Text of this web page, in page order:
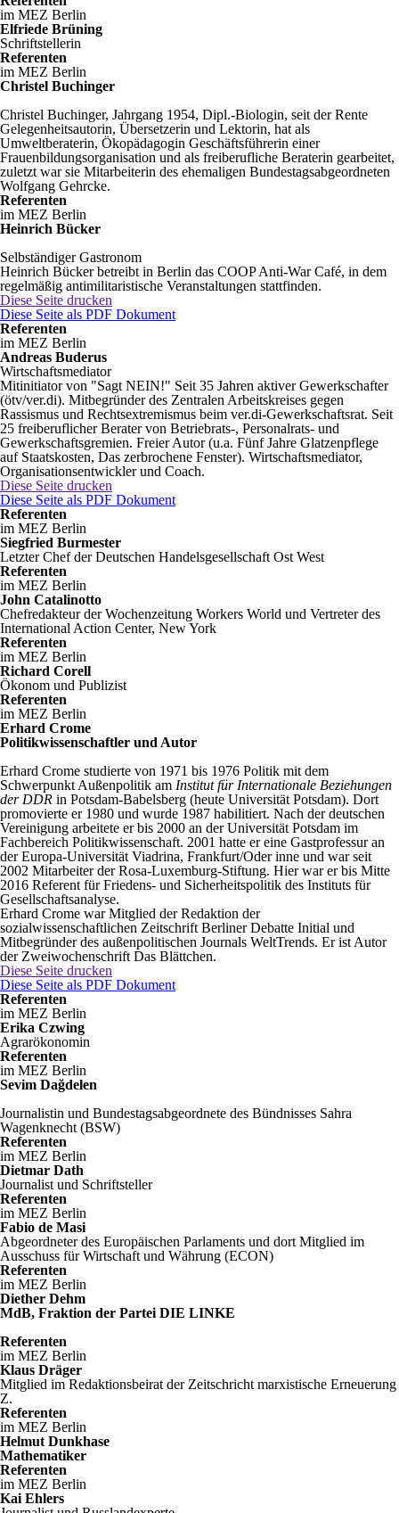
im MEZ Berlin
Elfriede Brüning
Schriftstellerin
Referenten
im MEZ Berlin
Christel Buchinger
Christel Buchinger, Jahrgang 1954, Dipl.-Biologin, seit der Rente
Gelegenheitsautorin, Übersetzerin und Lektorin, hat als
Umweltberaterin, Ökopädagogin Geschäftsführerin einer
Frauenbildungsorganisation und als freiberufliche Beraterin gearbeitet,
zuletzt war sie Mitarbeiterin des ehemaligen Bundestagsabgeordneten
Wolfgang Gehrcke.
Referenten
im MEZ Berlin
Heinrich Bücker
Selbständiger Gastronom
Heinrich Bücker betreibt in Berlin das COOP Anti-War Café, in dem
regelmäßig antimilitaristische Veranstaltungen stattfinden.
Diese Seite drucken
Diese Seite als PDF Dokument
Referenten
im MEZ Berlin
Andreas Buderus
Wirtschaftsmediator
Mitinitiator von "Sagt NEIN!" Seit 35 Jahren aktiver Gewerkschafter
(ötv/ver.di). Mitbegründer des Zentralen Arbeitskreises gegen
Rassismus und Rechtsextremismus beim ver.di-Gewerkschaftsrat. Seit
25 freiberuflicher Berater von Betriebrats-, Personalrats- und
Gewerkschaftsgremien. Freier Autor (u.a. Fünf Jahre Glatzenpflege
auf Staatskosten, Das zerbrochene Fenster). Wirtschaftsmediator,
Organisationsentwickler und Coach.
Diese Seite drucken
Diese Seite als PDF Dokument
Referenten
im MEZ Berlin
Siegfried Burmester
Letzter Chef der Deutschen Handelsgesellschaft Ost West
Referenten
im MEZ Berlin
John Catalinotto
Chefredakteur der Wochenzeitung Workers World und Vertreter des
International Action Center, New York
Referenten
im MEZ Berlin
Richard Corell
Ökonom und Publizist
Referenten
im MEZ Berlin
Erhard Crome
Politikwissenschaftler und Autor
Erhard Crome studierte von 1971 bis 1976 Politik mit dem
Schwerpunkt Außenpolitik am Institut für Internationale Beziehungen
der DDR in Potsdam-Babelsberg (heute Universität Potsdam). Dort
promovierte er 1980 und wurde 1987 habilitiert. Nach der deutschen
Vereinigung arbeitete er bis 2000 an der Universität Potsdam im
Fachbereich Politikwissenschaft. 2001 hatte er eine Gastprofessur an
der Europa-Universität Viadrina, Frankfurt/Oder inne und war seit
2002 Mitarbeiter der Rosa-Luxemburg-Stiftung. Hier war er bis Mitte
2016 Referent für Friedens- und Sicherheitspolitik des Instituts für
Gesellschaftsanalyse.
Erhard Crome war Mitglied der Redaktion der
sozialwissenschaftlichen Zeitschrift Berliner Debatte Initial und
Mitbegründer des außenpolitischen Journals WeltTrends. Er ist Autor
der Zweiwochenschrift Das Blättchen.
Diese Seite drucken
Diese Seite als PDF Dokument
Referenten
im MEZ Berlin
Erika Czwing
Agrarökonomin
Referenten
im MEZ Berlin
Sevim Dağdelen
Journalistin und Bundestagsabgeordnete des Bündnisses Sahra
Wagenknecht (BSW)
Referenten
im MEZ Berlin
Dietmar Dath
Journalist und Schriftsteller
Referenten
im MEZ Berlin
Fabio de Masi
Abgeordneter des Europäischen Parlaments und dort Mitglied im
Ausschuss für Wirtschaft und Währung (ECON)
Referenten
im MEZ Berlin
Diether Dehm
MdB, Fraktion der Partei DIE LINKE
Referenten
im MEZ Berlin
Klaus Dräger
Mitglied im Redaktionsbeirat der Zeitschricht marxistische Erneuerung
Z.
Referenten
im MEZ Berlin
Helmut Dunkhase
Mathematiker
Referenten
im MEZ Berlin
Kai Ehlers